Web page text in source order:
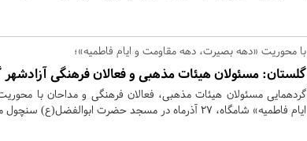
با محوریت «دهه بصیرت، دهه مقاومت و ایام فاطمیه»؛
گلستان: مسئولان هیئات مذهبی و فعالان فرهنگی آزادشهر
گردهمایی مسئولان هیئات مذهبی، فعالان فرهنگی و مداحان با
ایام فاطمیه» شامگاه، ۲۷ آذرماه در مسجد حضرت ابوالفضل(ع) سنچول محله آزادشهر برگزار شد.